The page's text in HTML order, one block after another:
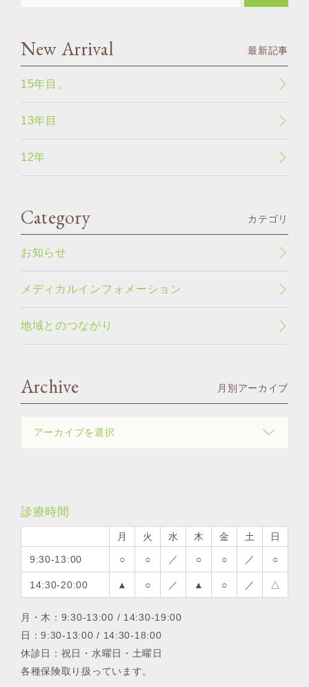
New Arrival 最新記事
15年目。
13年目
12年
Category カテゴリ
お知らせ
メディカルインフォメーション
地域とのつながり
Archive 月別アーカイブ
診療時間
月 火 水 木 金 土 日
9:30-13:00 ○ ○ ／ ○ ○ ／ ○
14:30-20:00 ▲ ○ ／ ▲ ○ ／ △
月・木：9:30-13:00 / 14:30-19:00
日：9:30-13:00 / 14:30-18:00
休診日：祝日・水曜日・土曜日
各種保険取り扱っています。